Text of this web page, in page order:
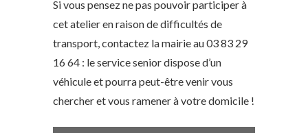
Si vous pensez ne pas pouvoir participer à
cet atelier en raison de difficultés de
transport, contactez la mairie au 03 83 29
16 64 : le service senior dispose d’un
véhicule et pourra peut-être venir vous
chercher et vous ramener à votre domicile !